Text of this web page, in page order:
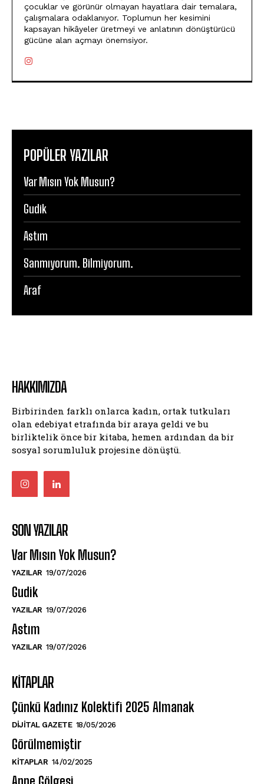
çocuklar ve görünür olmayan hayatlara dair temalara,
çalışmalara odaklanıyor. Toplumun her kesimini
kapsayan hikâyeler üretmeyi ve anlatının dönüştürücü
gücüne alan açmayı önemsiyor.
POPÜLER YAZILAR
Var Mısın Yok Musun?
Gudik
Astım
Sanmıyorum. Bilmiyorum.
Araf
HAKKIMIZDA
Birbirinden farklı onlarca kadın, ortak tutkuları
olan edebiyat etrafında bir araya geldi ve bu
birliktelik önce bir kitaba, hemen ardından da bir
sosyal sorumluluk projesine dönüştü.
SON YAZILAR
Var Mısın Yok Musun?
YAZILAR 19/07/2026
Gudik
YAZILAR 19/07/2026
Astım
YAZILAR 19/07/2026
KITAPLAR
Çünkü Kadınız Kolektifi 2025 Almanak
DIJITAL GAZETE 18/05/2026
Görülmemiştir
KITAPLAR 14/02/2025